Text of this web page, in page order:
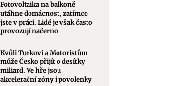
Fotovoltaika na balkoně
utáhne domácnost, zatímco
jste v práci. Lidé je však často
provozují načerno
Kvůli Turkovi a Motoristům
může Česko přijít o desítky
miliard. Ve hře jsou
akcelerační zóny i povolenky